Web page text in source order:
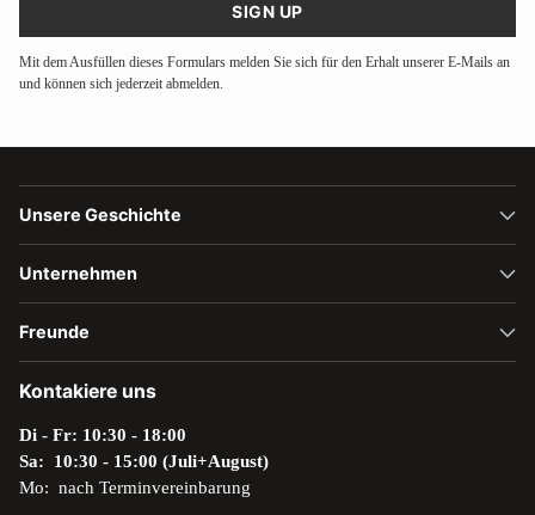
SIGN UP
Mit dem Ausfüllen dieses Formulars melden Sie sich für den Erhalt unserer E-Mails an
und können sich jederzeit abmelden.
Unsere Geschichte
Unternehmen
Freunde
Kontakiere uns
Di - Fr: 10:30 - 18:00
Sa: 10:30 - 15:00 (Juli+August)
Mo: nach Terminvereinbarung